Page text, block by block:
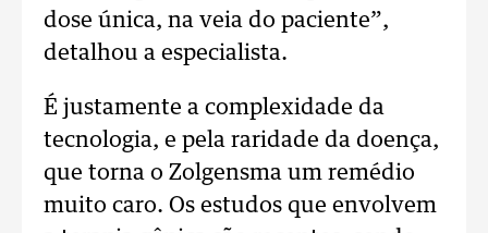
dose única, na veia do paciente”,
detalhou a especialista.
É justamente a complexidade da
tecnologia, e pela raridade da doença,
que torna o Zolgensma um remédio
muito caro. Os estudos que envolvem